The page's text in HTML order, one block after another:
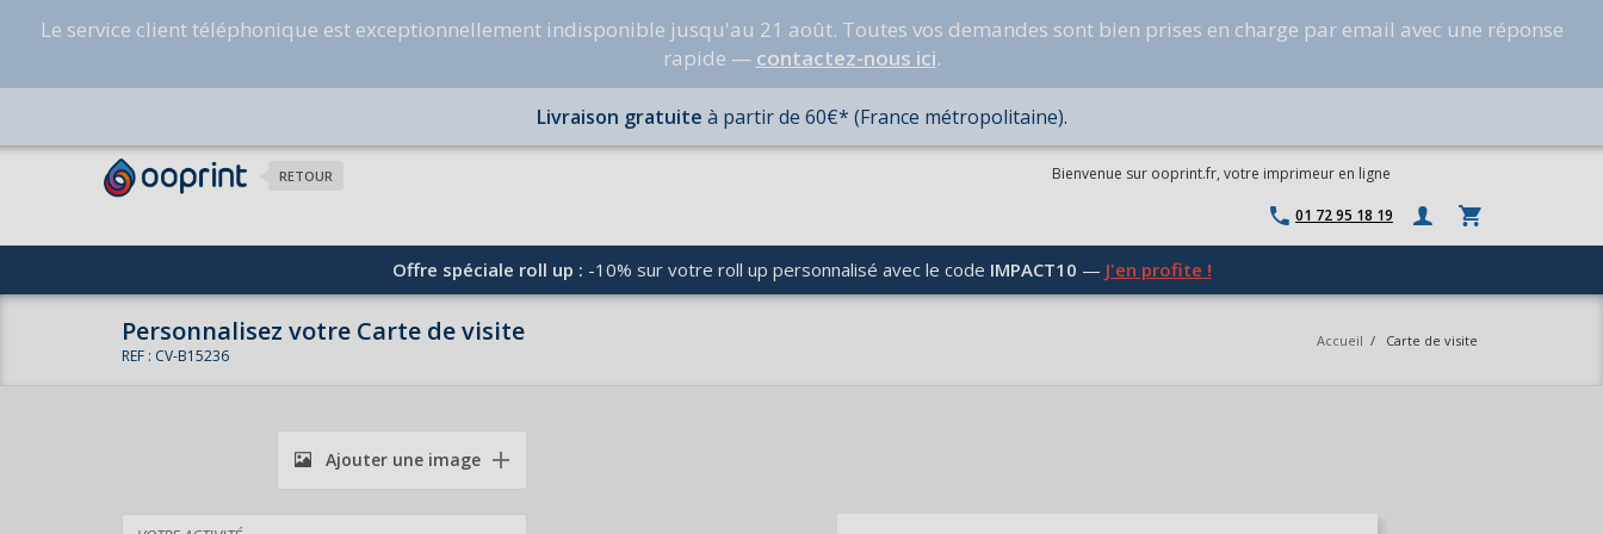
Le service client téléphonique est exceptionnellement indisponible jusqu'au 21 août. Toutes vos demandes sont bien prises en charge par email avec une réponse
rapide — contactez-nous ici.
Livraison gratuite à partir de 60€* (France métropolitaine).
RETOUR Bienvenue sur ooprint.fr, votre imprimeur en ligne
01 72 95 18 19
Offre spéciale roll up : -10% sur votre roll up personnalisé avec le code IMPACT10 — J'en profite !
Personnalisez votre Carte de visite
REF : CV-B15236
Accueil / Carte de visite
Ajouter une image